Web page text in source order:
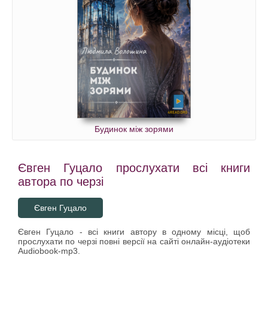
Будинок між зорями
Євген Гуцало прослухати всі книги
автора по черзі
Євген Гуцало
Євген Гуцало - всі книги автору в одному місці, щоб
прослухати по черзі повні версії на сайті онлайн-аудіотеки
Audiobook-mp3.